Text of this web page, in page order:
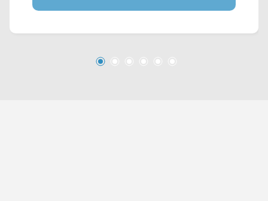
Jardim Santa Eliza, este condomínio está
Suzimara de Lurdes Bazaneli e Av.
supermercados Pague Menos e São Vicente,